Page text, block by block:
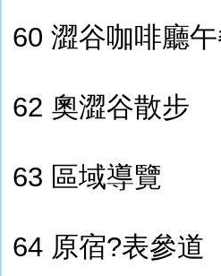
60 澀谷咖啡廳
62 奧澀谷散步
63 區域導覽
64 原宿?表參道